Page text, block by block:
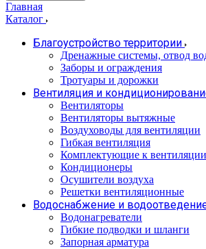
Главная
Каталог
Благоустройство территории
Дренажные системы, отвод
Заборы и ограждения
Тротуары и дорожки
Вентиляция и
Вентиляторы
Вентиляторы вытяжные
Воздуховоды для вентиляции
Гибкая вентиляция
Комплектующие к вентиляции
Кондиционеры
Осушители воздуха
Решетки вентиляционные
Водоснабжение и
Водонагреватели
Гибкие подводки и шланги
Запорная арматура